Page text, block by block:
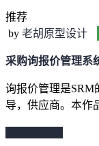
推荐
by 老胡原型设计
采购询报价管理系
询报价管理是SRM
导，供应商。本作